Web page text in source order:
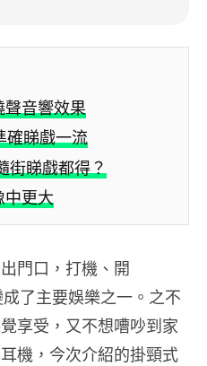
音響效果
睇戲一流
街睇戲都得？
中更大
門口，打機、開
了主要娛樂之一。之不
享受，又不想嘈吵到家
機，今次介紹的掛頸式